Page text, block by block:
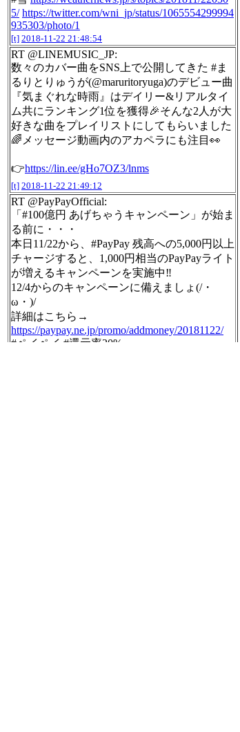
5/ https://twitter.com/wni_jp/status/1065554299994
935303/photo/1
[t] 2018-11-22 21:48:54
RT @LINEMUSIC_JP:
数々のカバー曲をSNS上で公開してきた #ま
るりとりゅうが(@maruritoryuga)のデビュー曲
『気まぐれな時雨』はデイリー&リアルタイ
ム共にランキング1位を獲得🎉そんな2人が大
好きな曲をプレイリストにしてもらいました
🌈メッセージ動画内のアカペラにも注目👀
👉https://lin.ee/gHo7OZ3/lnms
[t] 2018-11-22 21:49:12
RT @PayPayOfficial:
「#100億円 あげちゃうキャンペーン」が始ま
る前に・・・
本日11/22から、#PayPay 残高への5,000円以上
チャージすると、1,000円相当のPayPayライト
が増えるキャンペーンを実施中‼️
12/4からのキャンペーンに備えましょ(/・
ω・)/
詳細はこちら→
https://paypay.ne.jp/promo/addmoney/20181122/
#ペイペイ #還元率20%